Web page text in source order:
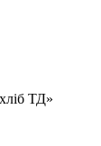
ТД»